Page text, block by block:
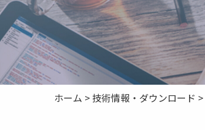
ホーム >技術情報・ダウンロード >